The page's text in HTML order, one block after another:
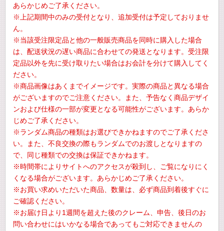
あらかじめご了承ください。
※上記期間中のみの受付となり、追加受付は予定しておりませ
ん。
※当該受注限定品と他の一般販売商品を同時に購入した場合
は、配送状況の遅い商品に合わせての発送となります。受注限
定品以外を先に受け取りたい場合はお会計を分けて購入してく
ださい。
※商品画像はあくまでイメージです。実際の商品と異なる場合
がございますのでご注意ください。また、予告なく商品デザイ
ンおよび仕様の一部が変更となる可能性がございます。あらか
じめご了承ください。
※ランダム商品の種類はお選びできかねますのでご了承くださ
い。また、不良交換の際もランダムでのお渡しとなりますの
で、同じ種類での交換は保証できかねます。
※時間帯によりサイトへのアクセスが殺到し、ご覧になりにく
くなる場合がございます。あらかじめご了承ください。
※お買い求めいただいた商品、数量は、必ず商品到着後すぐに
ご確認ください。
※お届け日より1週間を超えた後のクレーム、申告、後日のお
問い合わせにはいかなる場合であってもご対応できませんの